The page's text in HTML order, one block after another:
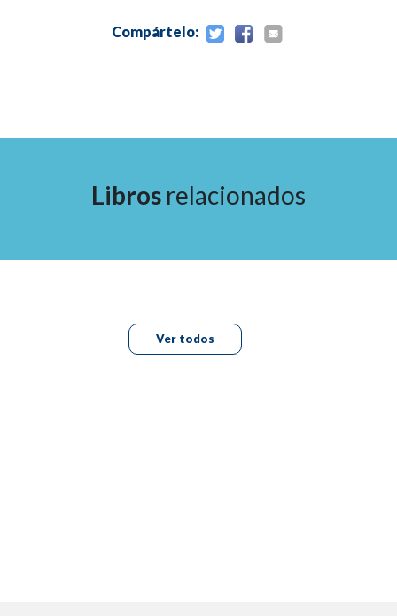
Compártelo:
Libros relacionados
Ver todos